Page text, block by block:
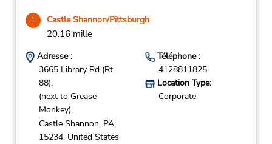
1 Castle Shannon/Pittsburgh
20.16 mille
Adresse :
3665 Library Rd (Rt
88),
(next to Grease
Monkey),
Castle Shannon, PA,
15234, United States
Téléphone :
4128811825
Location Type:
Corporate